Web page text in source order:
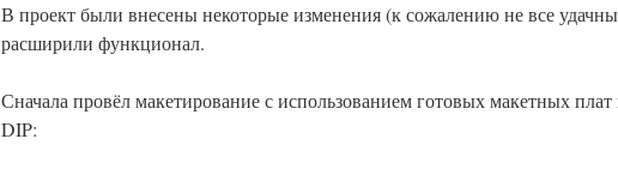
В проект были внесены некоторые изменения (к сожалению не все
расширили функционал.
Сначала провёл макетирование с использованием готовых макетных
DIP: